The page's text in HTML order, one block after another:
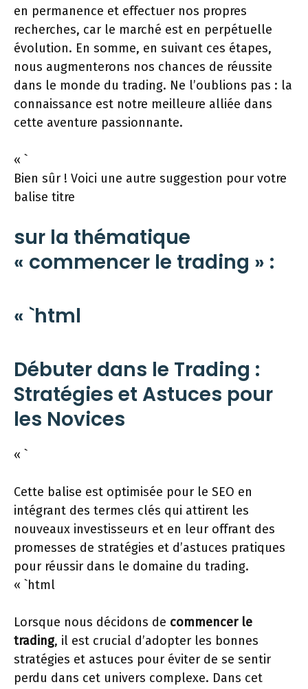
en permanence et effectuer nos propres
recherches, car le marché est en perpétuelle
évolution. En somme, en suivant ces étapes,
nous augmenterons nos chances de réussite
dans le monde du trading. Ne l’oublions pas : la
connaissance est notre meilleure alliée dans
cette aventure passionnante.
« `
Bien sûr ! Voici une autre suggestion pour votre
balise titre
sur la thématique
« commencer le trading » :
« `html
Débuter dans le Trading :
Stratégies et Astuces pour
les Novices
« `
Cette balise est optimisée pour le SEO en
intégrant des termes clés qui attirent les
nouveaux investisseurs et en leur offrant des
promesses de stratégies et d’astuces pratiques
pour réussir dans le domaine du trading.
« `html
Lorsque nous décidons de commencer le
trading, il est crucial d’adopter les bonnes
stratégies et astuces pour éviter de se sentir
perdu dans cet univers complexe. Dans cet